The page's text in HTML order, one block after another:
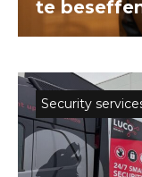
te
Security